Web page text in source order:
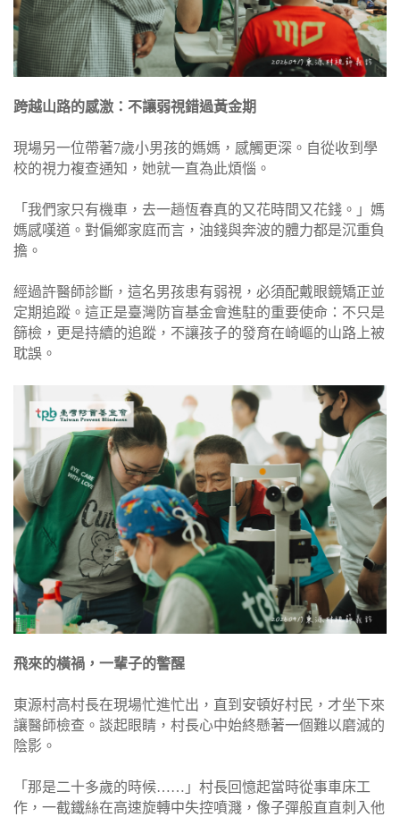
跨越山路的感激：不讓弱視錯過黃金期
現場另一位帶著7歲小男孩的媽媽，感觸更深。自從收到學
校的視力複查通知，她就一直為此煩惱。
「我們家只有機車，去一趟恆春真的又花時間又花錢。」媽
媽感嘆道。對偏鄉家庭而言，油錢與奔波的體力都是沉重負
擔。
經過許醫師診斷，這名男孩患有弱視，必須配戴眼鏡矯正並
定期追蹤。這正是臺灣防盲基金會進駐的重要使命：不只是
篩檢，更是持續的追蹤，不讓孩子的發育在崎嶇的山路上被
耽誤。
飛來的橫禍，一輩子的警醒
東源村高村長在現場忙進忙出，直到安頓好村民，才坐下來
讓醫師檢查。談起眼睛，村長心中始終懸著一個難以磨滅的
陰影。
「那是二十多歲的時候……」村長回憶起當時從事車床工
作，一截鐵絲在高速旋轉中失控噴濺，像子彈般直直刺入他